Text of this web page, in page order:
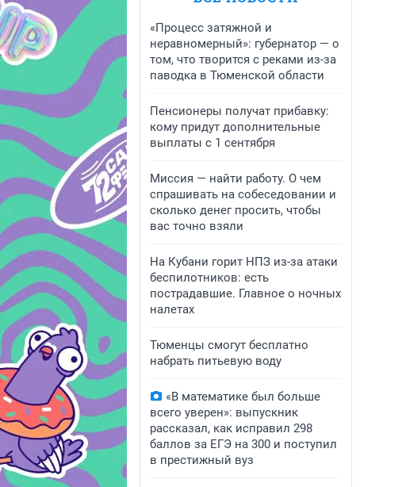
«Процесс затяжной и
неравномерный»: губернатор — о
том, что творится с реками из-за
паводка в Тюменской области
Пенсионеры получат прибавку:
кому придут дополнительные
выплаты с 1 сентября
Миссия — найти работу. О чем
спрашивать на собеседовании и
сколько денег просить, чтобы
вас точно взяли
На Кубани горит НПЗ из-за атаки
беспилотников: есть
пострадавшие. Главное о ночных
налетах
Тюменцы смогут бесплатно
набрать питьевую воду
«В математике был больше
всего уверен»: выпускник
рассказал, как исправил 298
баллов за ЕГЭ на 300 и поступил
в престижный вуз